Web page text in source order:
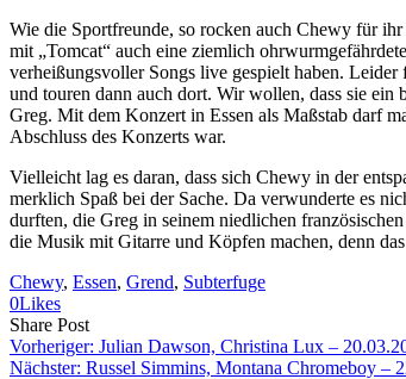
Wie die Sportfreunde, so rocken auch Chewy für
mit „Tomcat“ auch eine ziemlich
verheißungsvoller Songs live gespielt haben.
und touren dann auch dort. Wir wollen, dass sie ein
Greg. Mit dem Konzert in Essen als Maßstab darf
Abschluss des Konzerts war.
Vielleicht lag es daran, dass sich Chewy in der
merklich Spaß bei der Sache. Da verwunderte es
durften, die Greg in seinem niedlichen
die Musik mit Gitarre und Köpfen machen, denn
Chewy, Essen, Grend, Subterfuge
0Likes
Share PostShare
on
Facebook
Copy
URL
to
Send
Link
via
Vorheriger: Julian Dawson, Christina Lux –
Nächster: Russel Simmins, Montana Chromeboy –